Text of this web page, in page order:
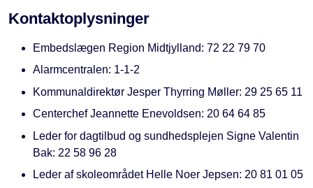
Kontaktoplysninger
Embedslægen Region Midtjylland: 72 22 79 70
Alarmcentralen: 1-1-2
Kommunaldirektør Jesper Thyrring Møller: 29 25 65 11
Centerchef Jeannette Enevoldsen: 20 64 64 85
Leder for dagtilbud og sundhedsplejen Signe Valentin
Bak: 22 58 96 28
Leder af skoleområdet Helle Noer Jepsen: 20 81 01 05